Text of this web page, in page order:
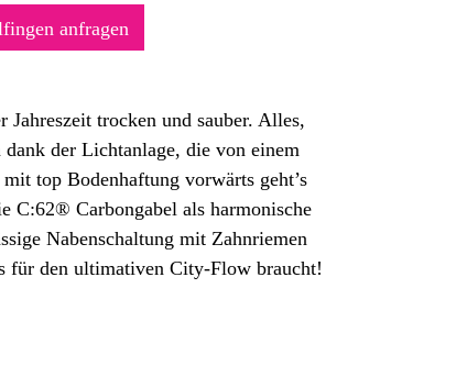
anfragen
trocken und sauber. Alles,
der Lichtanlage, die von einem
top Bodenhaftung vorwärts geht’s
C:62® Carbongabel als harmonische
Nabenschaltung mit Zahnriemen
für den ultimativen City-Flow braucht!